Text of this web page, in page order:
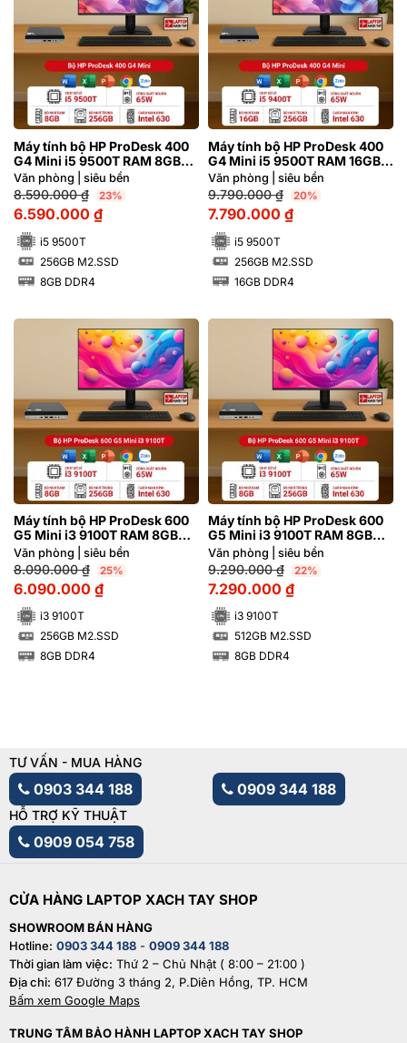
Máy tính bộ HP ProDesk 400
G4 Mini i5 9500T RAM 8GB
M2.SSD 256GB
Văn phòng | siêu bền
8.590.000₫ 23%
6.590.000 ₫
i5 9500T
SSD 256GB M2.SSD
8GB DDR4
Máy tính bộ HP ProDesk 400
G4 Mini i5 9500T RAM 16GB
M2.SSD 256GB
Văn phòng | siêu bền
9.790.000₫ 20%
7.790.000 ₫
i5 9500T
SSD 256GB M2.SSD
16GB DDR4
Máy tính bộ HP ProDesk 600
G5 Mini i3 9100T RAM 8GB
M2.SSD 256GB
Văn phòng | siêu bền
8.090.000₫ 25%
6.090.000 ₫
i3 9100T
SSD 256GB M2.SSD
RAM 8GB DDR4
Máy tính bộ HP ProDesk 600
G5 Mini i3 9100T RAM 8GB
M2.SSD 512GB
Văn phòng | siêu bền
9.290.000₫ 22%
7.290.000 ₫
i3 9100T
SSD 512GB M2.SSD
RAM 8GB DDR4
TƯ VẤN - MUA HÀNG
0903 344 188 0909 344 188
HỖ TRỢ KỸ THUẬT
0909 054 758
CỬA HÀNG LAPTOP XACH TAY SHOP
SHOWROOM BÁN HÀNG
Hotline: 0903 344 188 - 0909 344 188
Thời gian làm việc: Thứ 2 – Chủ Nhật ( 8:00 – 21:00 )
Địa chỉ: 617 Đường 3 tháng 2, P.Diên Hồng, TP. HCM
Bấm xem Google Maps
TRUNG TÂM BẢO HÀNH LAPTOP XACH TAY SHOP